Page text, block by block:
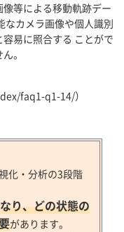
等による移動軌跡デー
なカメラ画像や個人識別
易に照合する ことがで
。
faq1-q1-14/）
化・分析の3段階
り、どの状態の
があります。